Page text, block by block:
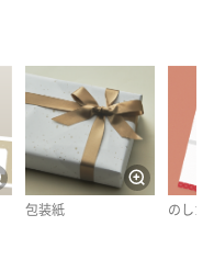
包装紙 のしカ